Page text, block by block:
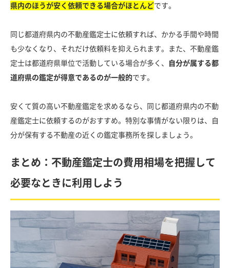
県内のほうが安く依頼できる場合がほとんどです。
同じ都道府県内の不動産鑑定士に依頼すれば、かかる手間や時間
も少なくなり、それだけ依頼料を抑えられます。また、不動産鑑
定士は都道府県単位で活動している場合が多く、
自分が属する都
道府県の鑑定が得意であるのが一般的です。
安くて質の高い不動産鑑定を求めるなら、同じ都道府県内の不動
産鑑定士に依頼するのがおすすめ。特別な事情がない限りは、自
分が保有する不動産の近くの鑑定事務所を探しましょう。
まとめ：不動産鑑定士の費用相場を把握して
必要なときに利用しよう